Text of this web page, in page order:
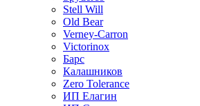
Stell Will
Old Bear
Verney-Carron
Victorinox
Барс
Калашников
Zero Tolerance
ИП Елагин